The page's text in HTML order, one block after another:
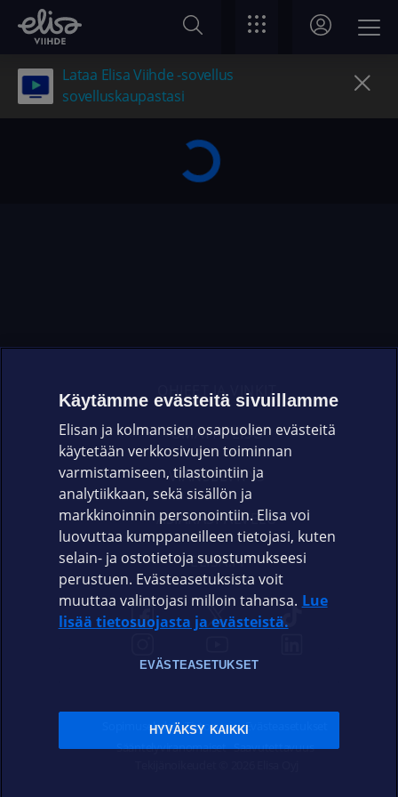
Lataa Elisa Viihde -sovellus
sovelluskaupastasi
OHJEET JA VINKIT
OMAYHTEISÖ
VIANSELVITYS
ASIAKASPALVELU
ELISA.FI
Sopimusehdot Tietosuoja Evästeasetukset
Sääntelyviranomaiset Saavutettavuus
Käytämme evästeitä sivuillamme
Elisan ja kolmansien osapuolien evästeitä
käytetään verkkosivujen toiminnan
varmistamiseen, tilastointiin ja
analytiikkaan, sekä sisällön ja
markkinoinnin personointiin. Elisa voi
luovuttaa kumppaneilleen tietojasi, kuten
selain- ja ostotietoja suostumukseesi
perustuen. Evästeasetuksista voit
muuttaa valintojasi milloin tahansa. Lue
lisää tietosuojasta ja evästeistä.
EVÄSTEASETUKSET
HYVÄKSY KAIKKI